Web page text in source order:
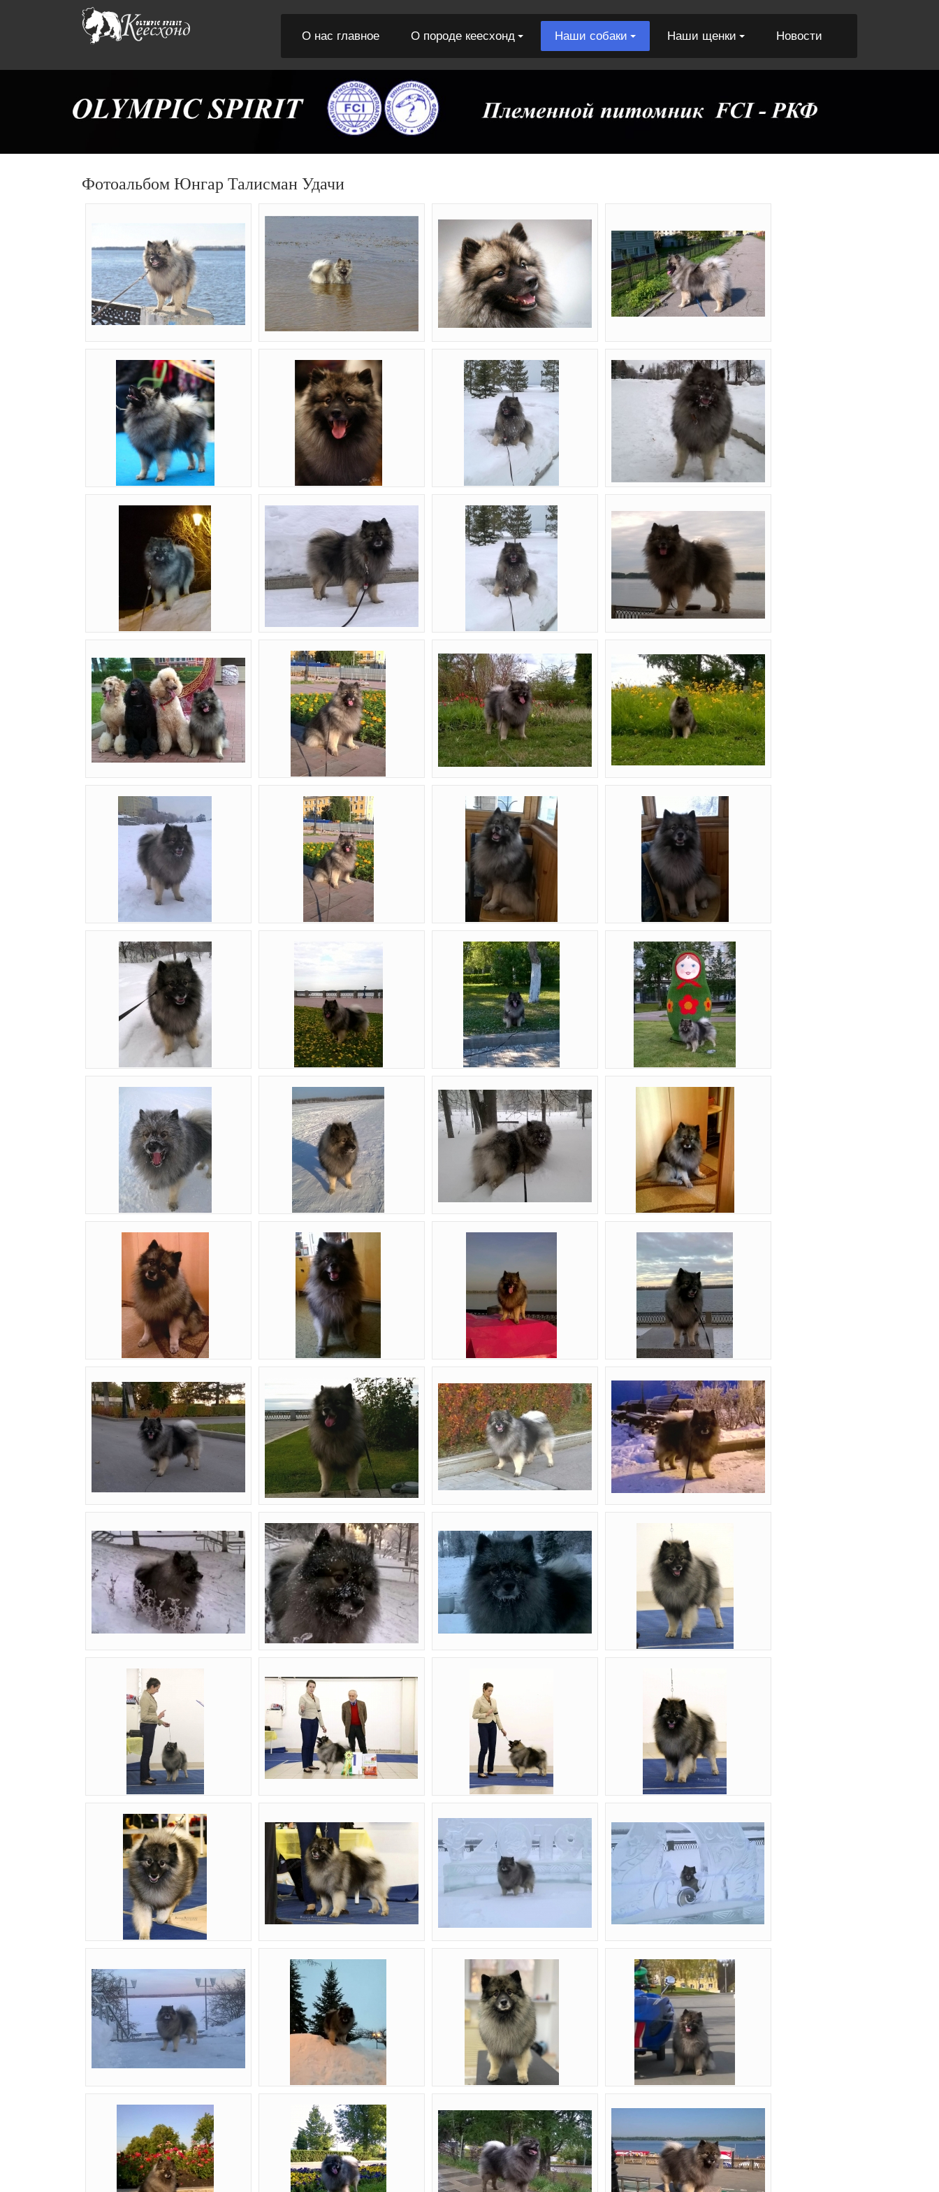
О нас главное О породе кеесхонд Наши собаки Наши щенки Новости
Фотоальбом Юнгар Талисман Удачи